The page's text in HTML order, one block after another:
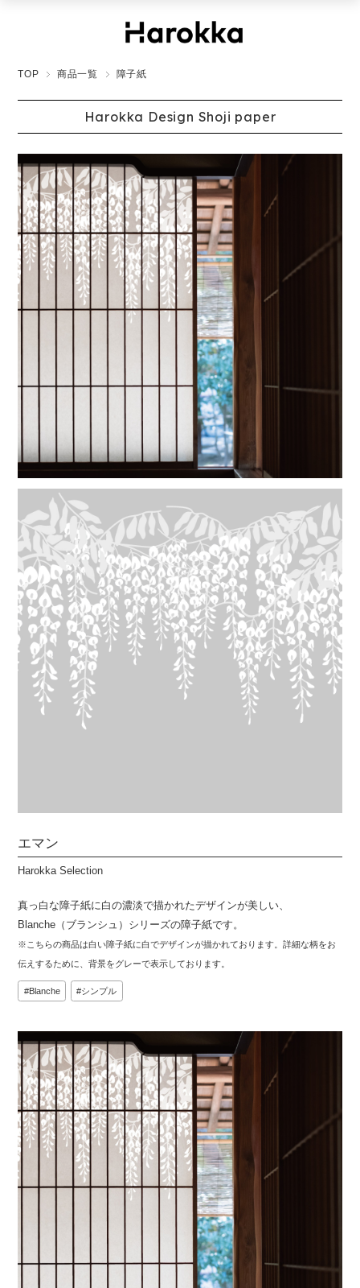
TOP 商品一覧 障子紙
Harokka Design Shoji paper
エマン
Harokka Selection
真っ白な障子紙に白の濃淡で描かれたデザインが美しい、
Blanche（ブランシュ）シリーズの障子紙です。
※こちらの商品は白い障子紙に白でデザインが描かれております。詳細な柄をお
伝えするために、背景をグレーで表示しております。
Blanche シンプル